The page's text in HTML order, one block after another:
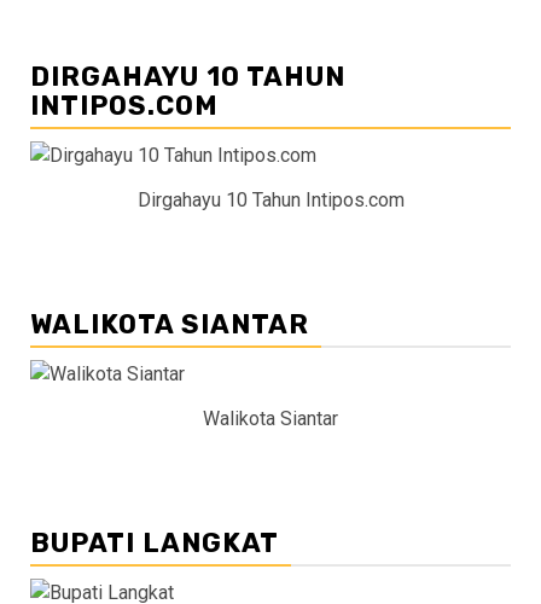
DIRGAHAYU 10 TAHUN
INTIPOS.COM
Dirgahayu 10 Tahun Intipos.com
WALIKOTA SIANTAR
Walikota Siantar
BUPATI LANGKAT